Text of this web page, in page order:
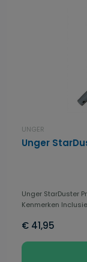
UNGER
Unger
Unger StarDuster
€ 41,95